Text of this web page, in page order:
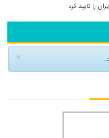
را تایید کرد
×